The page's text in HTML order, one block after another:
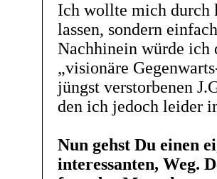
Ich wollte mich durch
lassen, sondern
Nachhinein würde ich
„visionäre
jüngst verstorbenen
den ich jedoch leider
Nun gehst Du einen
interessanten, Weg.